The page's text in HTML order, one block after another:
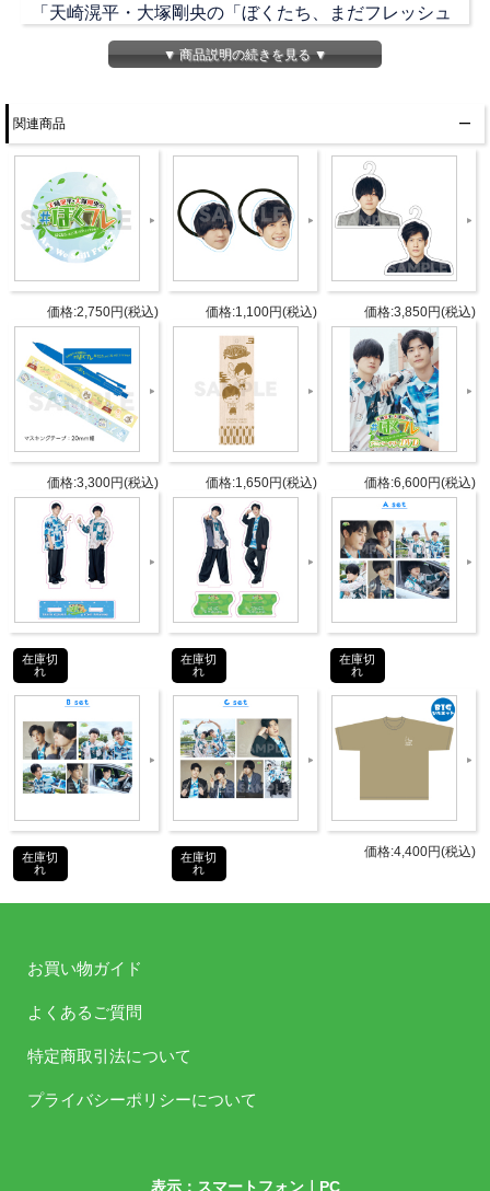
「天崎滉平・大塚剛央の「ぼくたち、まだフレッシュ
ですかね？」」初のグッズ発売！
バナー撮影時に撮りためた、フレッシュな写真をブロ
DETAIL
仕様
5枚セット
サイズ：L版
発売元
タブリエ・コミュニケーションズ株
販売元
タブリエ・コミュニケーションズ株
JANコ
ード
4582778180208
商品番
号
GOODS-1155
お買い物ガイド
よくある質問
▼ 商品説明の続きを見る ▼
関連商品
価格:2,750円(税込) 価格:1,100円(税込) 価格:3,850円(税込)
価格:3,300円(税込) 価格:1,650円(税込) 価格:6,600円(税込)
在庫切
れ
在庫切
れ
在庫切
れ
在庫切
れ
在庫切
れ
価格:4,400円(税込)
お買い物ガイド
よくあるご質問
特定商取引法について
プライバシーポリシーについて
表示：スマートフォン｜ PC